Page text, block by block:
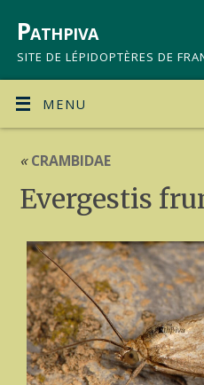
Pathpiva
SITE DE LÉPIDOPTÈRES DE
MENU
«CRAMBIDAE
Evergestis